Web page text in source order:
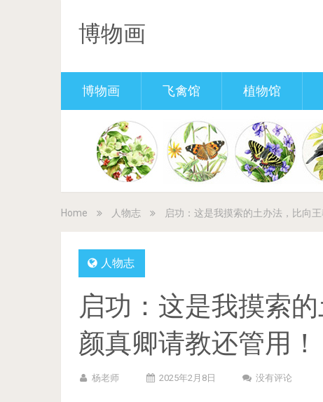
博物画
博物画 飞禽馆 植物馆
Home 人物志 启功：这是我摸索的土办法，比向
人物志
启功：这是我摸索
颜真卿请教还管用！
杨老师 2025年2月8日 没有评论